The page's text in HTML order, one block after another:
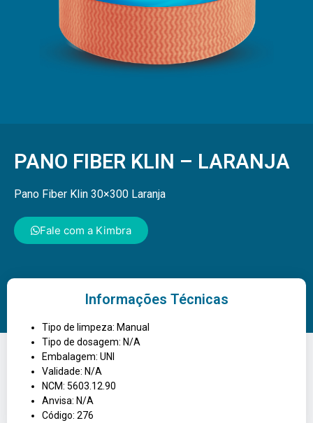
PANO FIBER KLIN – LARANJA
Pano Fiber Klin 30×300 Laranja
Fale com a Kimbra
Informações Técnicas
Tipo de limpeza: Manual
Tipo de dosagem: N/A
Embalagem: UNI
Validade: N/A
NCM: 5603.12.90
Anvisa: N/A
Código: 276